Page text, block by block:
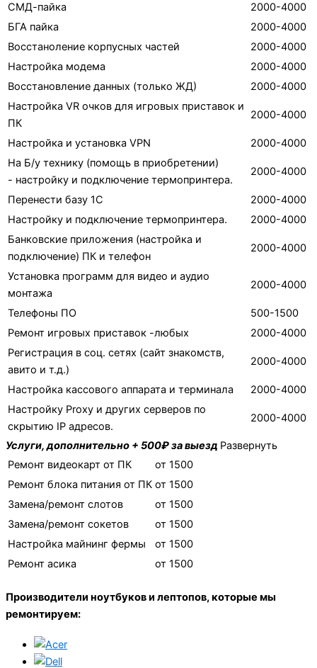
СМД-пайка
2000-4000
БГА пайка
2000-4000
Восстаноление корпусных частей
2000-4000
Настройка модема
2000-4000
Восстановление данных (только ЖД)
2000-4000
Настройка VR очков для игровых приставок и
ПК
2000-4000
Настройка и установка VPN
2000-4000
На Б/у технику (помощь в приобретении)
- настройку и подключение термопринтера.
2000-4000
Перенести базу 1С
2000-4000
Настройку и подключение термопринтера.
2000-4000
Банковские приложения (настройка и
подключение) ПК и телефон
2000-4000
Установка программ для видео и аудио
монтажа
2000-4000
Телефоны ПО
500-1500
Ремонт игровых приставок -любых
2000-4000
Регистрация в соц. сетях (сайт знакомств,
авито и т.д.)
2000-4000
Настройка кассового аппарата и терминала
2000-4000
Настройку Proxy и других серверов по
скрытию IP адресов.
2000-4000
Услуги, дополнительно + 500₽ за выезд Развернуть
Ремонт видеокарт от ПК
от 1500
Ремонт блока питания от ПК от 1500
Замена/ремонт слотов
от 1500
Замена/ремонт сокетов
от 1500
Настройка майнинг фермы
от 1500
Ремонт асика
от 1500
Производители ноутбуков и лептопов, которые мы
ремонтируем: